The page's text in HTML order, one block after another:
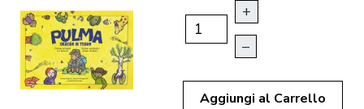
+
–
Aggiungi al Carrello